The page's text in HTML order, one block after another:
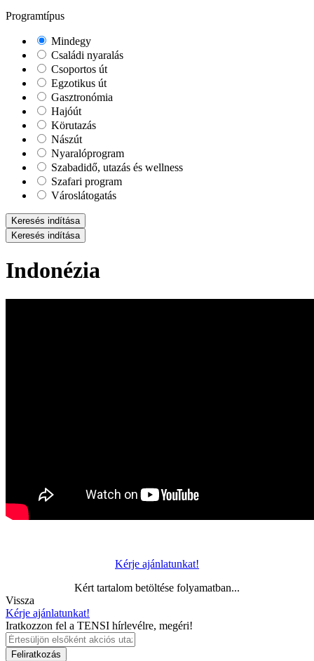
Programtípus
Mindegy
Családi nyaralás
Csoportos út
Egzotikus út
Gasztronómia
Hajóút
Körutazás
Nászút
Nyaralóprogram
Szabadidő, utazás és wellness
Szafari program
Városlátogatás
Keresés indítása
Keresés indítása
Indonézia
Kérje ajánlatunkat!
Kért tartalom betöltése folyamatban...
Vissza
Kérje ajánlatunkat!
Iratkozzon fel a TENSI hírlevélre, megéri!
Feliratkozás